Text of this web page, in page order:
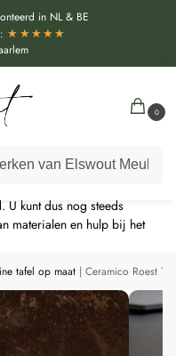
in NL & BE
★★★★★
0
een extra levertijd van
kunt dus nog steeds
materialen en hulp bij het
tafel op maat | Ceramico Roest